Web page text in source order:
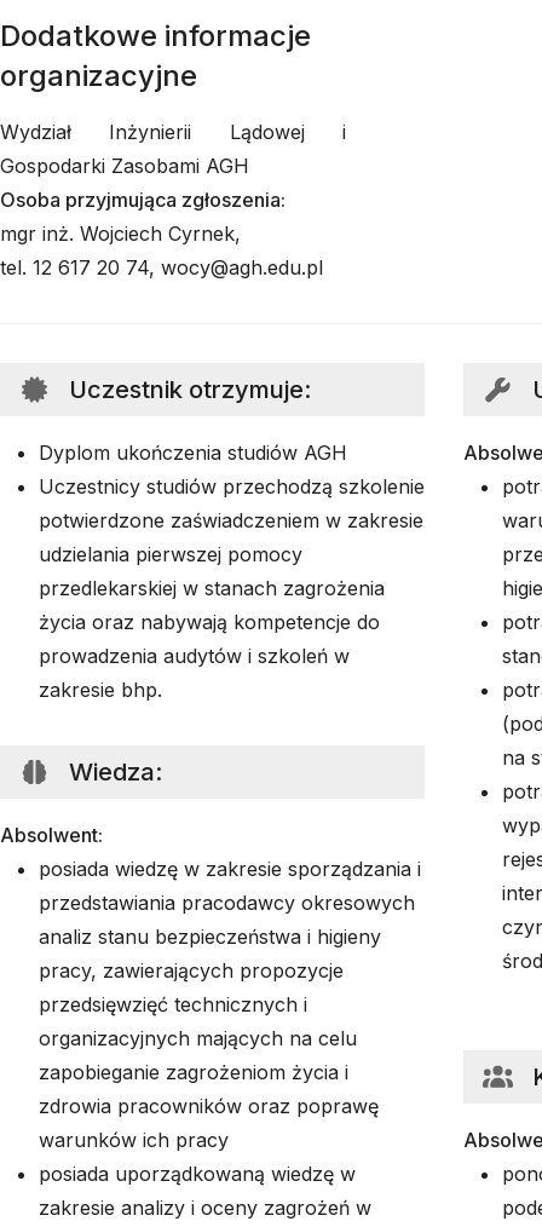
Dodatkowe informacje
organizacyjne
Wydział Inżynierii Lądowej i
Gospodarki Zasobami AGH
Osoba przyjmująca zgłoszenia:
mgr inż. Wojciech Cyrnek,
tel. 12 617 20 74, wocy@agh.edu.pl
Uczestnik otrzymuje:
Dyplom ukończenia studiów AGH
Uczestnicy studiów przechodzą szkolenie
potwierdzone zaświadczeniem w zakresie
udzielania pierwszej pomocy
przedlekarskiej w stanach zagrożenia
życia oraz nabywają kompetencje do
prowadzenia audytów i szkoleń w
zakresie bhp.
Wiedza:
Absolwent:
posiada wiedzę w zakresie sporządzania i
przedstawiania pracodawcy okresowych
analiz stanu bezpieczeństwa i higieny
pracy, zawierających propozycje
przedsięwzięć technicznych i
organizacyjnych mających na celu
zapobieganie zagrożeniom życia i
zdrowia pracowników oraz poprawę
warunków ich pracy
posiada uporządkowaną wiedzę w
zakresie analizy i oceny zagrożeń w
na